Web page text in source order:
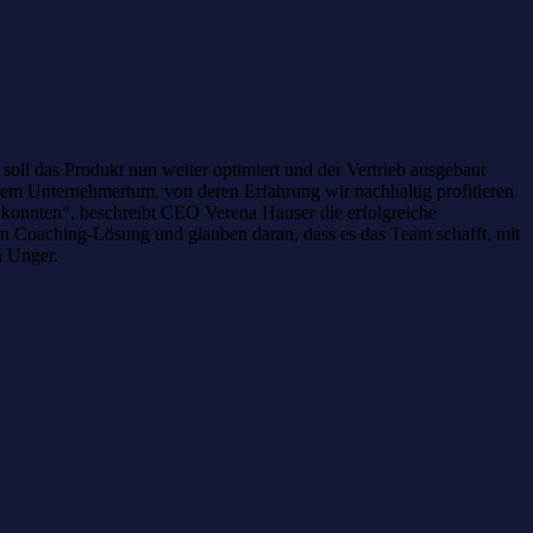
das Produkt nun weiter optimiert und der Vertrieb ausgebaut
Unternehmertum, von deren Erfahrung wir nachhaltig profitieren
beschreibt CEO Verena Hauser die erfolgreiche
Lösung und glauben daran, dass es das Team schafft, mit
Unger.